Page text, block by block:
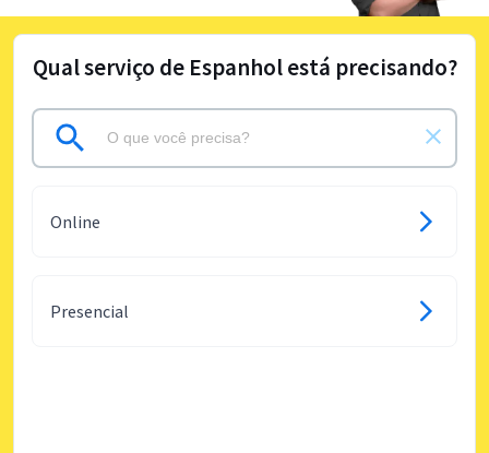
Qual serviço de Espanhol está precisando?
Online
Presencial